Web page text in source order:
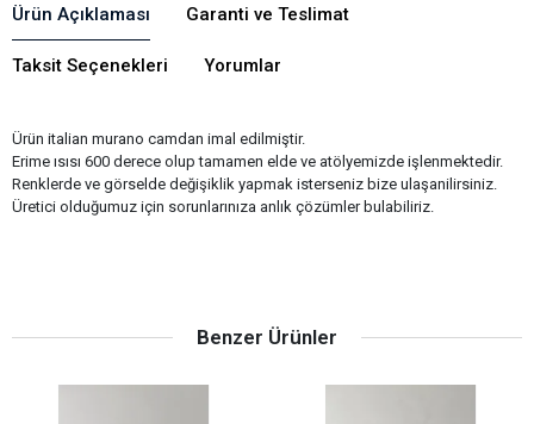
Ürün Açıklaması Garanti ve Teslimat
Taksit Seçenekleri Yorumlar
Ürün italian murano camdan imal edilmiştir.
Erime ısısı 600 derece olup tamamen elde ve atölyemizde işlenmektedir.
Renklerde ve görselde değişiklik yapmak isterseniz bize ulaşanilirsiniz.
Üretici olduğumuz için sorunlarınıza anlık çözümler bulabiliriz.
Benzer Ürünler